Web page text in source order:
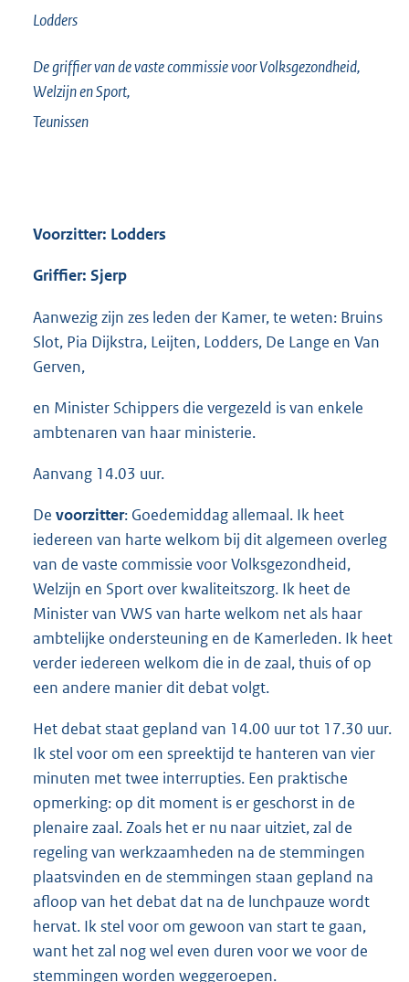
Lodders
De griffier van de vaste commissie voor Volksgezondheid,
Welzijn en Sport,
Teunissen
Voorzitter: Lodders
Griffier: Sjerp
Aanwezig zijn zes leden der Kamer, te weten: Bruins
Slot, Pia Dijkstra, Leijten, Lodders, De Lange en Van
Gerven,
en Minister Schippers die vergezeld is van enkele
ambtenaren van haar ministerie.
Aanvang 14.03 uur.
De voorzitter: Goedemiddag allemaal. Ik heet
iedereen van harte welkom bij dit algemeen overleg
van de vaste commissie voor Volksgezondheid,
Welzijn en Sport over kwaliteitszorg. Ik heet de
Minister van VWS van harte welkom net als haar
ambtelijke ondersteuning en de Kamerleden. Ik heet
verder iedereen welkom die in de zaal, thuis of op
een andere manier dit debat volgt.
Het debat staat gepland van 14.00 uur tot 17.30 uur.
Ik stel voor om een spreektijd te hanteren van vier
minuten met twee interrupties. Een praktische
opmerking: op dit moment is er geschorst in de
plenaire zaal. Zoals het er nu naar uitziet, zal de
regeling van werkzaamheden na de stemmingen
plaatsvinden en de stemmingen staan gepland na
afloop van het debat dat na de lunchpauze wordt
hervat. Ik stel voor om gewoon van start te gaan,
want het zal nog wel even duren voor we voor de
stemmingen worden weggeroepen.